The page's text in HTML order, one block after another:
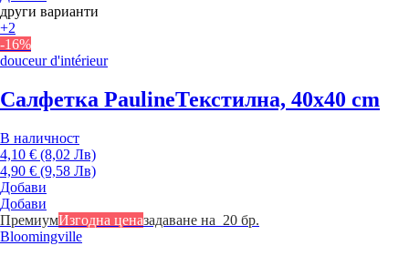
други варианти
+2
-16%
douceur d'intérieur
Салфетка PaulineТекстилна, 40x40 cm
В наличност
4,10 € (8,02 Лв)
4,90 € (9,58 Лв)
Добави
Добави
ПремиумИзгодна ценазадаване на 20 бр.
Bloomingville